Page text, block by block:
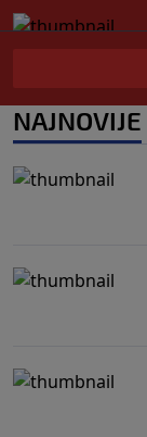
NAJNOVIJE